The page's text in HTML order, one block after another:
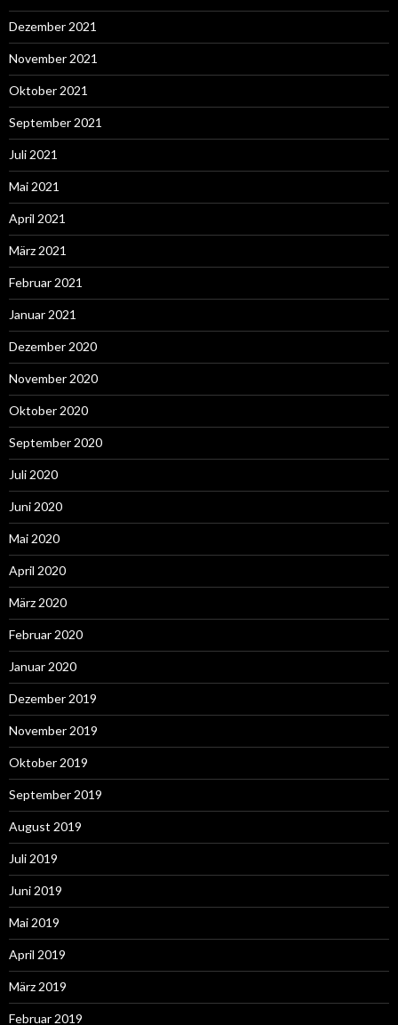
Dezember 2021
November 2021
Oktober 2021
September 2021
Juli 2021
Mai 2021
April 2021
März 2021
Februar 2021
Januar 2021
Dezember 2020
November 2020
Oktober 2020
September 2020
Juli 2020
Juni 2020
Mai 2020
April 2020
März 2020
Februar 2020
Januar 2020
Dezember 2019
November 2019
Oktober 2019
September 2019
August 2019
Juli 2019
Juni 2019
Mai 2019
April 2019
März 2019
Februar 2019